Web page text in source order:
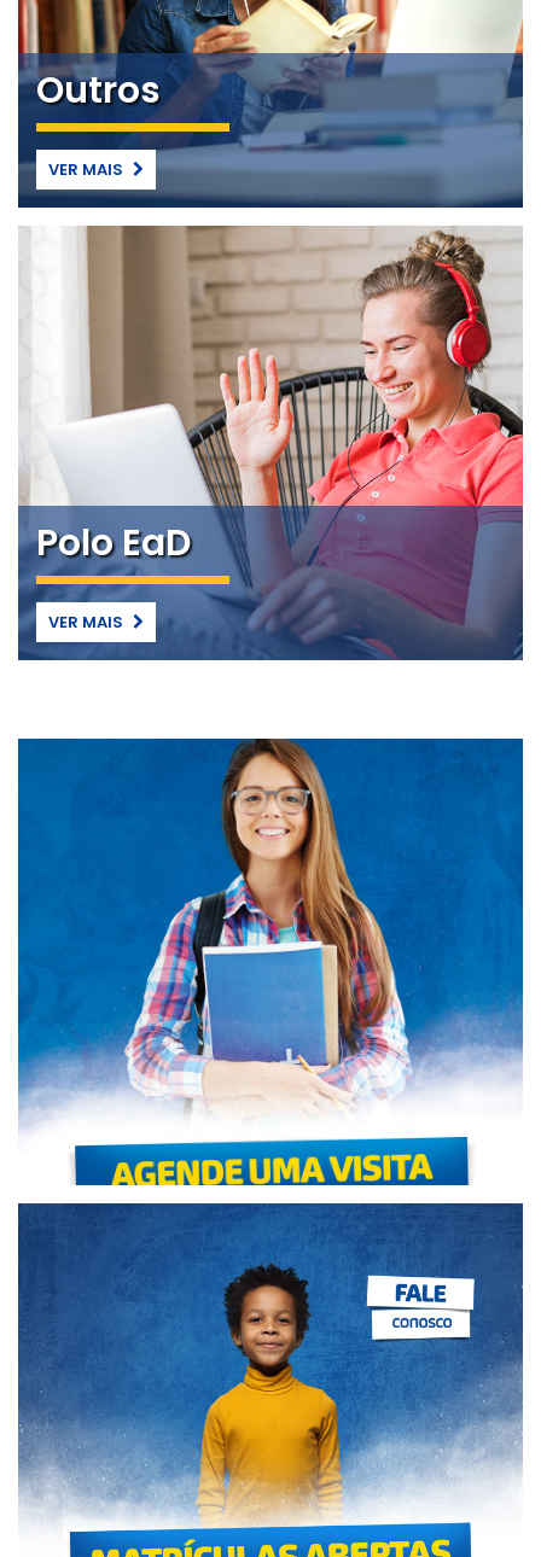
Outros
VER MAIS
Polo EaD
VER MAIS